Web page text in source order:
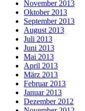
November 2013
Oktober 2013
September 2013
August 2013
Juli 2013
Juni 2013
Mai 2013
April 2013
März 2013
Februar 2013
Januar 2013
Dezember 2012